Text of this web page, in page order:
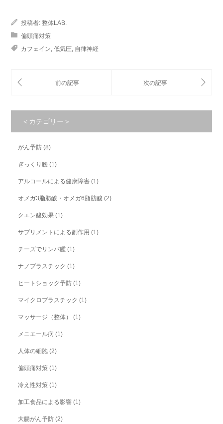
投稿者: 整体LAB.
偏頭痛対策
カフェイン, 低気圧, 自律神経
＜カテゴリー＞
がん予防 (8)
ぎっくり腰 (1)
アルコールによる健康障害 (1)
オメガ3脂肪酸・オメガ6脂肪酸 (2)
クエン酸効果 (1)
サプリメントによる副作用 (1)
チーズでリンパ腫 (1)
ナノプラスチック (1)
ヒートショック予防 (1)
マイクロプラスチック (1)
マッサージ（整体） (1)
メニエール病 (1)
人体の細胞 (2)
偏頭痛対策 (1)
冷え性対策 (1)
加工食品による影響 (1)
大腸がん予防 (2)